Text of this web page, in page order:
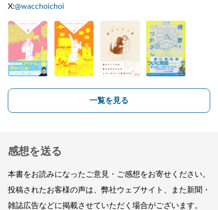
X:@wacchoichoi
一覧を見る
感想を送る
本書をお読みになったご意見・ご感想をお寄せください。
投稿されたお客様の声は、弊社ウェブサイト、また新聞・
雑誌広告などに掲載させていただく場合がございます。